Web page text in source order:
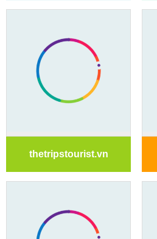
thetripstourist.vn